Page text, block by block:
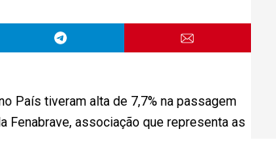
País tiveram alta de 7,7% na passagem
Fenabrave, associação que representa as